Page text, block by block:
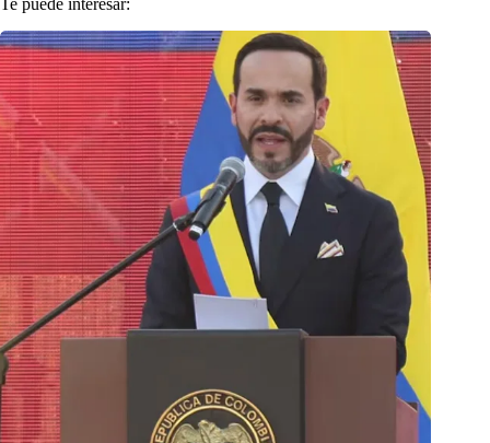
Te puede interesar: